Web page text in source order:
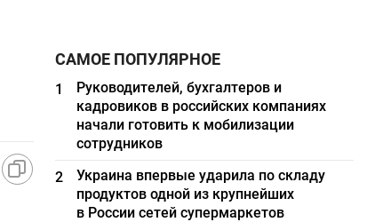
САМОЕ ПОПУЛЯРНОЕ
1
Руководителей, бухгалтеров и
кадровиков в российских компаниях
начали готовить к мобилизации
сотрудников
2
Украина впервые ударила по складу
продуктов одной из крупнейших
в России сетей супермаркетов